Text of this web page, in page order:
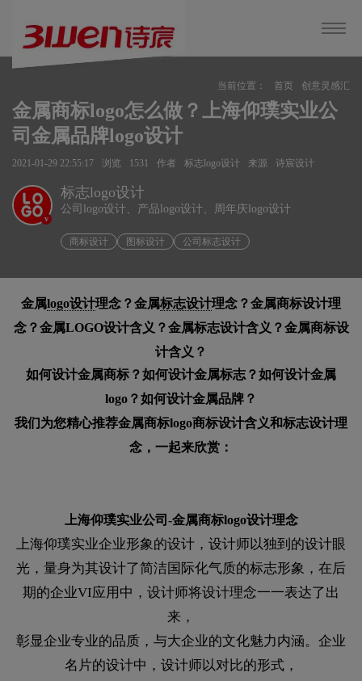
当前位置： 首页 创意灵感汇
金属商标logo怎么做？上海仰璞实业公
司金属品牌logo设计
2021-01-29 22:55:17 浏览 1531 作者 标志logo设计 来源 诗宸设计
v
标志logo设计
公司logo设计、产品logo设计、周年庆logo设计
商标设计 图标设计 公司标志设计
金属logo设计理念？金属标志设计理念？金属商标设计理
念？金属LOGO设计含义？金属标志设计含义？金属商标设
计含义？
如何设计金属商标？如何设计金属标志？如何设计金属
logo？如何设计金属品牌？
我们为您精心推荐金属商标logo商标设计含义和标志设计理
念，一起来欣赏：
上海仰璞实业公司-金属商标logo设计理念
上海仰璞实业企业形象的设计，设计师以独到的设计眼
光，量身为其设计了简洁国际化气质的标志形象，在后
期的企业VI应用中，设计师将设计理念一一表达了出
来，
彰显企业专业的品质，与大企业的文化魅力内涵。企业
名片的设计中，设计师以对比的形式，